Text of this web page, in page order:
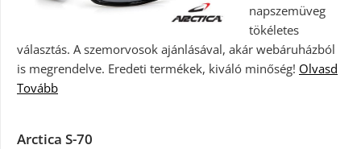
napszemüveg
tökéletes
választás. A szemorvosok ajánlásával, akár webáruházból
is megrendelve. Eredeti termékek, kiváló minőség! Olvasd
Tovább
Arctica S-70